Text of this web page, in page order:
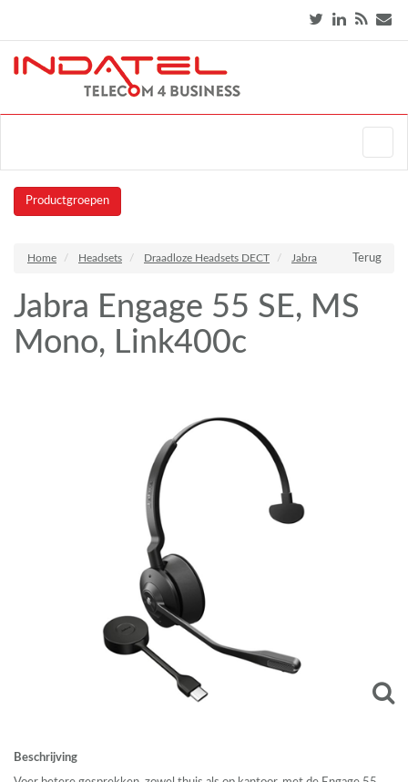
Productgroepen
Terug
Home Headsets Draadloze Headsets DECT Jabra
Jabra Engage 55 SE, MS
Mono, Link400c
Beschrijving